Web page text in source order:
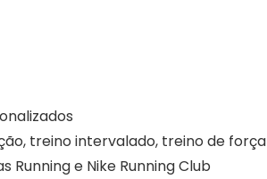
treino intervalado, treino de força
Running e Nike Running Club